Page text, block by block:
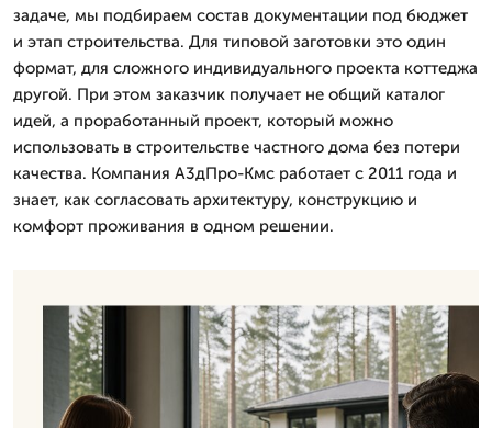
задаче, мы подбираем состав документации под бюджет
и этап строительства. Для типовой заготовки это один
формат, для сложного индивидуального проекта коттеджа
другой. При этом заказчик получает не общий каталог
идей, а проработанный проект, который можно
использовать в строительстве частного дома без потери
качества. Компания А3дПро-Кмс работает с 2011 года и
знает, как согласовать архитектуру, конструкцию и
комфорт проживания в одном решении.